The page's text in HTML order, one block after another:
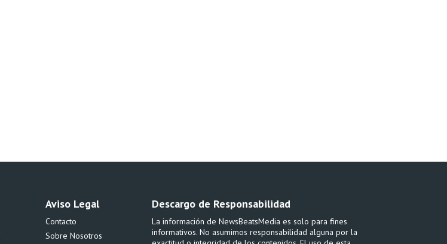
Aviso Legal
Contacto
Sobre Nosotros
Descargo de Responsabilidad
La información de NewsBeatsMedia es solo para fines
informativos. No asumimos responsabilidad alguna por la